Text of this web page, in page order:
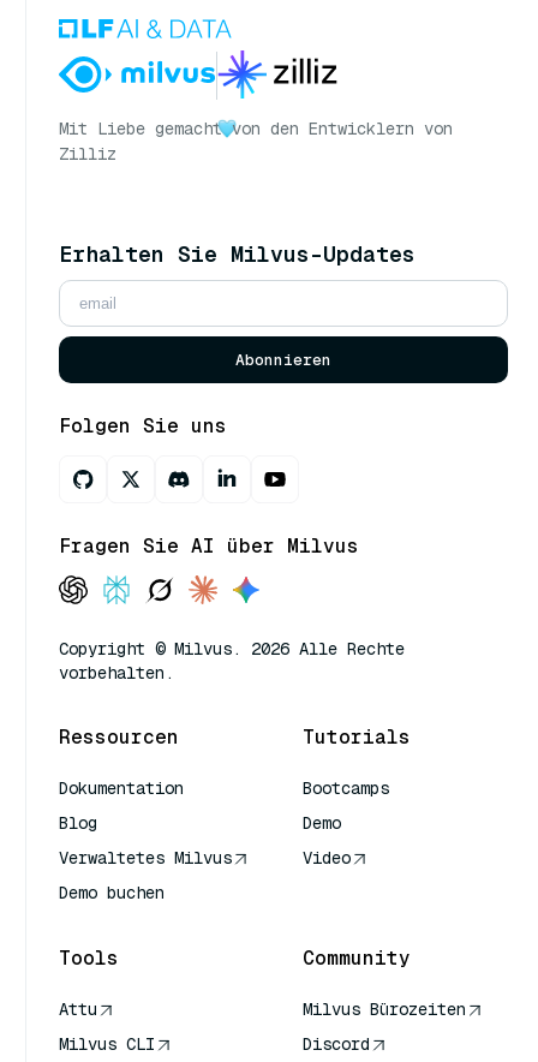
Mit Liebe gemacht von den Entwicklern von
Zilliz
Erhalten Sie Milvus-Updates
Abonnieren
Folgen Sie uns
Fragen Sie AI über Milvus
Copyright © Milvus. 2026 Alle Rechte
vorbehalten.
Ressourcen
Dokumentation
Blog
Verwaltetes Milvus
Demo buchen
Tutorials
Bootcamps
Demo
Video
Tools
Attu
Milvus CLI
Community
Milvus Bürozeiten
Discord